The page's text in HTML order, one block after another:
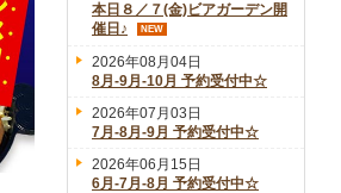
本日８／７(金)ビアガーデン開
催日♪
NEW
2026年08月04日
8月-9月-10月 予約受付中☆
2026年07月03日
7月-8月-9月 予約受付中☆
2026年06月15日
6月-7月-8月 予約受付中☆